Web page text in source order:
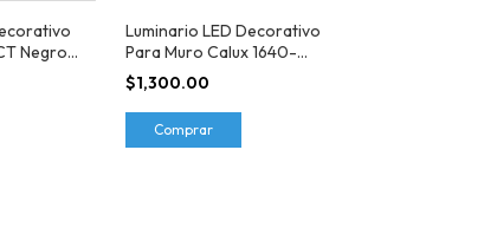
Negro
Luminario LED Decorativo
Para Muro Calux 1640-
LED/GF
$1,300.00
Comprar